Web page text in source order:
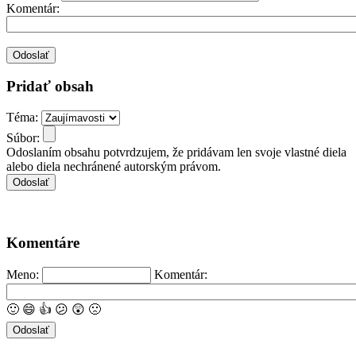
Komentár:
Pridať obsah
Téma:
Súbor:
Odoslaním obsahu potvrdzujem, že pridávam len svoje vlastné diela
alebo diela nechránené autorským právom.
Komentáre
Meno: Komentár:
🙂 😄 👍 😕 😲 🙁